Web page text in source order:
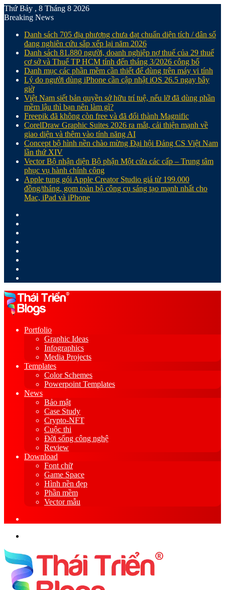
Thứ Bảy , 8 Tháng 8 2026
Breaking News
Danh sách 705 địa phương chưa đạt chuẩn diện tích / dân số
đang nghiên cứu sắp xếp lại năm 2026
Danh sách 81.880‬ người, doanh nghiệp nợ thuế của 29 thuế
cơ sở và Thuế TP HCM tính đến tháng 3/2026 công bố
Danh mục các phần mềm cần thiết để dùng trên máy vi tính
Lý do người dùng iPhone cần cập nhật iOS 26.5 ngay bây
giờ
Việt Nam siết bản quyền sở hữu trí tuệ, nếu lỡ đã dùng phần
mềm lậu thì bạn nên làm gì?
Freepik đã không còn free và đã đổi thành Magnific
CorelDraw Graphic Suites 2026 ra mắt, cải thiện mạnh về
giao diện và thêm vào tính năng AI
Concept bộ hình nền chào mừng Đại hội Đảng CS Việt Nam
lần thứ XIV
Vector Bộ nhận diện Bộ phận Một cửa các cấp – Trung tâm
phục vụ hành chính công
Apple tung gói Apple Creator Studio giá từ 199.000
đồng/tháng, gom toàn bộ công cụ sáng tạo mạnh nhất cho
Mac, iPad và iPhone
Portfolio
Graphic Ideas
Infographics
Media Projects
Templates
Color Schemes
Powerpoint Templates
News
Bảo mật
Case Study
Crypto-NFT
Cuộc thi
Đời sống công nghệ
Review
Download
Font chữ
Game Space
Hình nền đẹp
Phần mềm
Vector mẫu